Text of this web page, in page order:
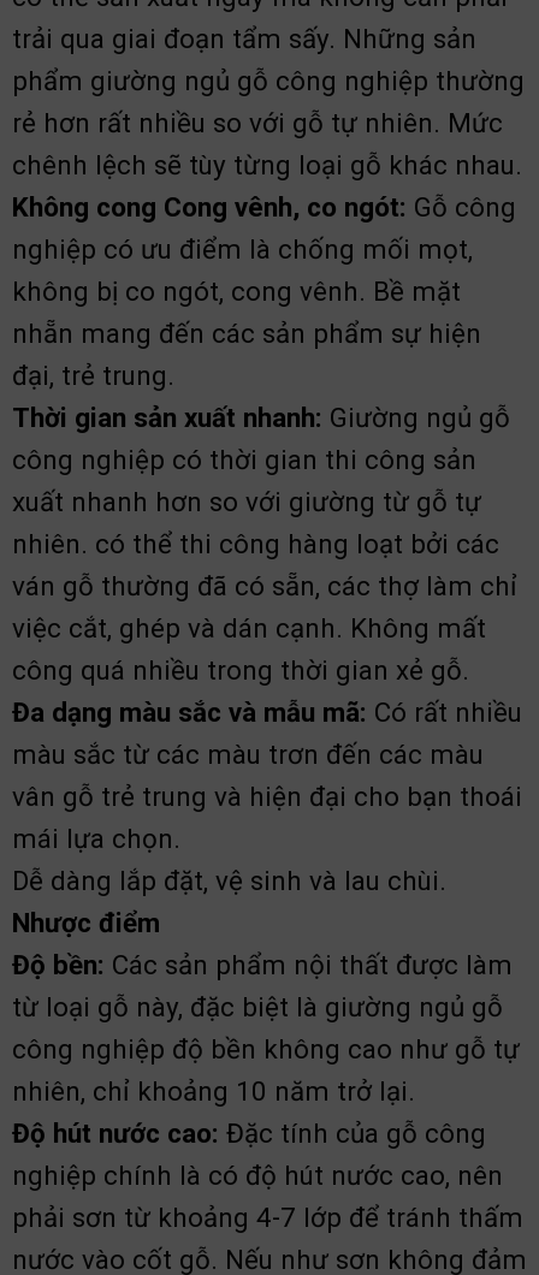
trải qua giai đoạn tẩm sấy. Những sản
phẩm giường ngủ gỗ công nghiệp thường
rẻ hơn rất nhiều so với gỗ tự nhiên. Mức
chênh lệch sẽ tùy từng loại gỗ khác nhau.
Không cong Cong vênh, co ngót: Gỗ công
nghiệp có ưu điểm là chống mối mọt,
không bị co ngót, cong vênh. Bề mặt
nhẵn mang đến các sản phẩm sự hiện
đại, trẻ trung.
Thời gian sản xuất nhanh: Giường ngủ gỗ
công nghiệp có thời gian thi công sản
xuất nhanh hơn so với giường từ gỗ tự
nhiên. có thể thi công hàng loạt bởi các
ván gỗ thường đã có sẵn, các thợ làm chỉ
việc cắt, ghép và dán cạnh. Không mất
công quá nhiều trong thời gian xẻ gỗ.
Đa dạng màu sắc và mẫu mã: Có rất nhiều
màu sắc từ các màu trơn đến các màu
vân gỗ trẻ trung và hiện đại cho bạn thoái
mái lựa chọn.
Dễ dàng lắp đặt, vệ sinh và lau chùi.
Nhược điểm
Độ bền: Các sản phẩm nội thất được làm
từ loại gỗ này, đặc biệt là giường ngủ gỗ
công nghiệp độ bền không cao như gỗ tự
nhiên, chỉ khoảng 10 năm trở lại.
Độ hút nước cao: Đặc tính của gỗ công
nghiệp chính là có độ hút nước cao, nên
phải sơn từ khoảng 4-7 lớp để tránh thấm
nước vào cốt gỗ. Nếu như sơn không đảm